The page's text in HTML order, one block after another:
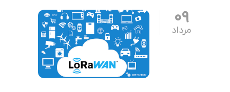
مرداد
۰۹